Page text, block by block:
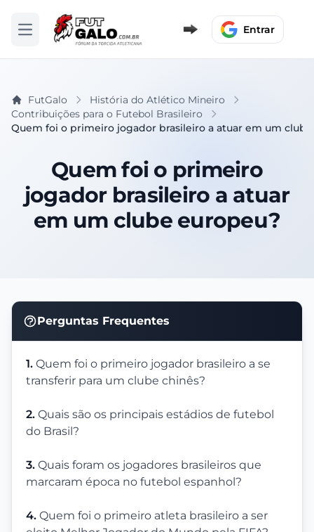
Abrir menu Entrar
FutGalo
História do Atlético Mineiro
Contribuições para o Futebol Brasileiro
Quem foi o primeiro jogador brasileiro a atuar em um
Quem foi o primeiro
jogador brasileiro a atuar
em um clube europeu?
Perguntas Frequentes
1. Quem foi o primeiro jogador brasileiro a se
transferir para um clube chinês?
2. Quais são os principais estádios de futebol
do Brasil?
3. Quais foram os jogadores brasileiros que
marcaram época no futebol espanhol?
4. Quem foi o primeiro atleta brasileiro a ser